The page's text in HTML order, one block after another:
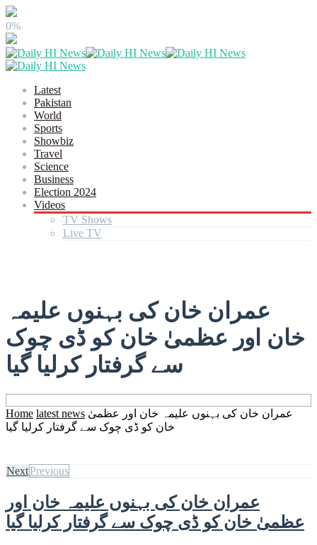
0%
Latest
Pakistan
World
Sports
Showbiz
Travel
Science
Business
Election 2024
Videos
TV Shows
Live TV
عمران خان کی بہنوں علیمہ
خان اور عظمیٰ خان کو ڈی چوک
سے گرفتار کرلیا گیا
Home latest news عمران خان کی بہنوں علیمہ خان اور عظمیٰ
خان کو ڈی چوک سے گرفتار کرلیا گیا
NextPrevious
عمران خان کی بہنوں علیمہ خان اور
عظمیٰ خان کو ڈی چوک سے گرفتار کرلیا گیا